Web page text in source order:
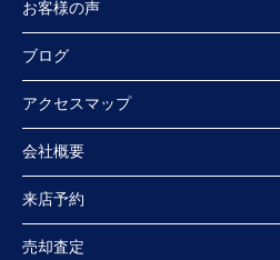
お客様の声
ブログ
アクセスマップ
会社概要
来店予約
売却査定